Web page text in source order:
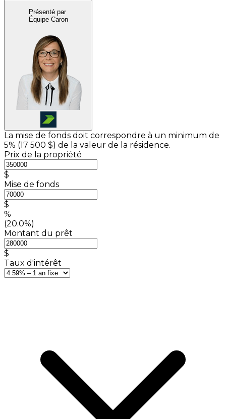
Présenté par
Équipe Caron
La mise de fonds doit correspondre à un minimum de
5% (17 500 $) de la valeur de la résidence.
Prix de la propriété
$
Mise de fonds
$
%
(20.0%)
Montant du prêt
$
Taux d'intérêt